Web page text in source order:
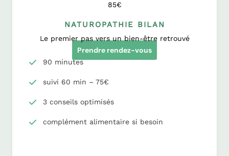
85€
NATUROPATHIE BILAN
Le premier pas vers un bien-être retrouvé
Prendre rendez-vous
90 minutes
suivi 60 min – 75€
3 conseils optimisés
complément alimentaire si besoin